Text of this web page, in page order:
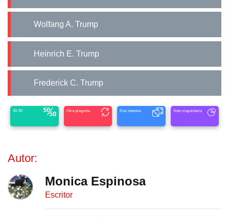
Wolfang A. Trump
Heinrich E. Trump
Frederick C. Trump
50-50 Otra pregunta Dos intentos Voto mayoritario
Autor:
Monica Espinosa
Escritor